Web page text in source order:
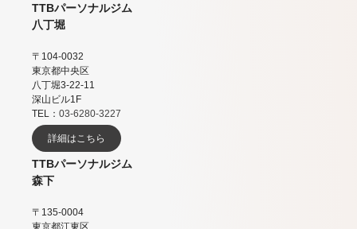
TTBパーソナルジム
八丁堀
〒104-0032
東京都中央区
八丁堀3-22-11
深山ビル1F
TEL： 03-6280-3227
詳細はこちら
TTBパーソナルジム
森下
〒135-0004
東京都江東区